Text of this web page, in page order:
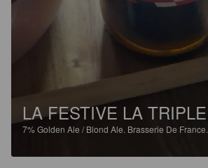
LA FESTIVE LA TRIPLE
7%Golden Ale / Blond Ale. Brasserie De France.